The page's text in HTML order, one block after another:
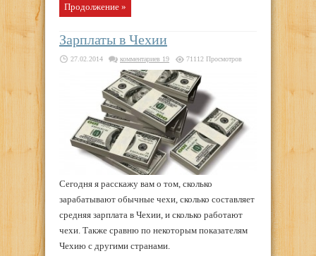
Продолжение »
Зарплаты в Чехии
27.02.2014 комментариев 19 71112 Просмотров
Сегодня я расскажу вам о том, сколько
зарабатывают обычные чехи, сколько составляет
средняя зарплата в Чехии, и сколько работают
чехи. Также сравню по некоторым показателям
Чехию с другими странами.